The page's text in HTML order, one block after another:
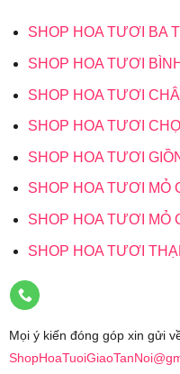
SHOP HOA TƯƠI BA
SHOP HOA TƯƠI
SHOP HOA TƯƠI
SHOP HOA TƯƠI
SHOP HOA TƯƠI
SHOP HOA TƯƠI MỎ
SHOP HOA TƯƠI MỎ
SHOP HOA TƯƠI
Mọi ý kiến đóng góp xin gửi